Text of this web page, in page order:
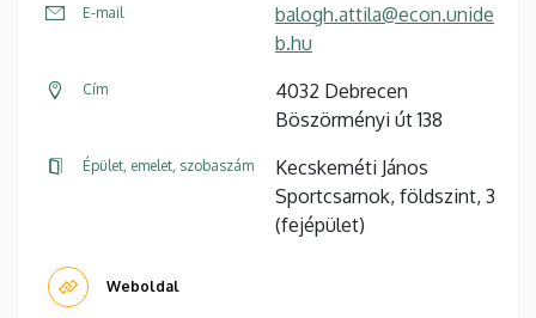
E-mail
balogh.attila@econ.unide
b.hu
Cím
4032 Debrecen
Böszörményi út 138
Épület, emelet, szobaszám
Kecskeméti János
Sportcsarnok, földszint, 3
(fejépület)
Weboldal